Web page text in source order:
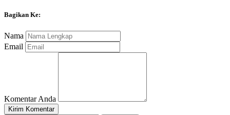
Bagikan Ke:
Nama
Email
Komentar Anda
Kirim Komentar